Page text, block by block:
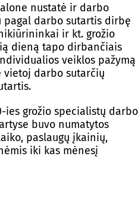
nustatė ir darbo
pagal darbo sutartis dirbę
ir kt. grožio
dieną tapo dirbančiais
veiklos pažymą
vietoj darbo sutarčių
ies grožio specialistų darbo
buvo numatytos
paslaugų įkainių,
iki kas mėnesį